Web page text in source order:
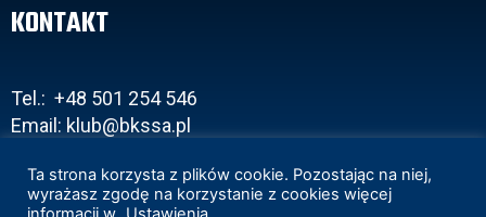
KONTAKT
Tel.: +48 501 254 546
Email: klub@bkssa.pl
Ta strona korzysta z plików cookie. Pozostając na niej,
wyrażasz zgodę na korzystanie z cookies więcej